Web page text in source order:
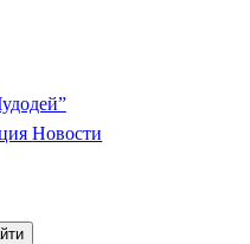
Новости